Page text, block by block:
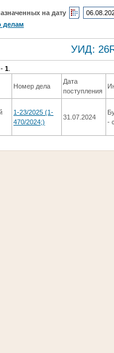
на дату
делам
УИД:
-1
Номер дела
Дата
поступления
1-23/2025 (1-
470/2024;)
31.07.2024
-